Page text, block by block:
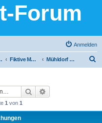
Forum
Anmelden
Fiktive Modellfeuerwehren Mühldorf a. d. Altmühl
Suche
1 von 1